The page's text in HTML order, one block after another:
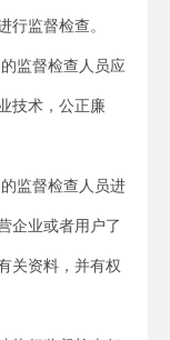
行监督检查。
监督检查人员应
技术，公正廉
监督检查人员进
企业或者用户了
关资料，并有权